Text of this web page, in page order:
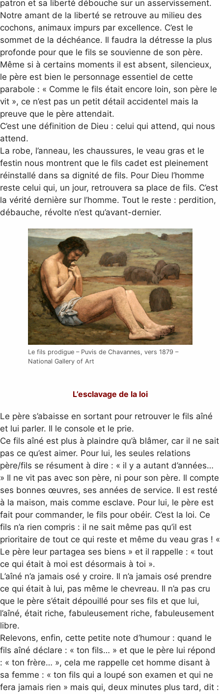
patron et sa liberté débouche sur un asservissement.
Notre amant de la liberté se retrouve au milieu des
cochons, animaux impurs par excellence. C’est le
sommet de la déchéance. Il faudra la détresse la plus
profonde pour que le fils se souvienne de son père.
Même si à certains moments il est absent, silencieux,
le père est bien le personnage essentiel de cette
parabole : « Comme le fils était encore loin, son père le
vit », ce n’est pas un petit détail accidentel mais la
preuve que le père attendait.
C’est une définition de Dieu : celui qui attend, qui nous
attend.
La robe, l’anneau, les chaussures, le veau gras et le
festin nous montrent que le fils cadet est pleinement
réinstallé dans sa dignité de fils. Pour Dieu l’homme
reste celui qui, un jour, retrouvera sa place de fils. C’est
la vérité dernière sur l’homme. Tout le reste : perdition,
débauche, révolte n’est qu’avant-dernier.
Le fils prodigue – Puvis de Chavannes, vers 1879 –
National Gallery of Art
L’esclavage de la loi
Le père s’abaisse en sortant pour retrouver le fils aîné
et lui parler. Il le console et le prie.
Ce fils aîné est plus à plaindre qu’à blâmer, car il ne sait
pas ce qu’est aimer. Pour lui, les seules relations
père/fils se résument à dire : « il y a autant d’années…
» Il ne vit pas avec son père, ni pour son père. Il compte
ses bonnes œuvres, ses années de service. Il est resté
à la maison, mais comme esclave. Pour lui, le père est
fait pour commander, le fils pour obéir. C’est la loi. Ce
fils n’a rien compris : il ne sait même pas qu’il est
prioritaire de tout ce qui reste et même du veau gras ! «
Le père leur partagea ses biens » et il rappelle : « tout
ce qui était à moi est désormais à toi ».
L’aîné n’a jamais osé y croire. Il n’a jamais osé prendre
ce qui était à lui, pas même le chevreau. Il n’a pas cru
que le père s’était dépouillé pour ses fils et que lui,
l’aîné, était riche, fabuleusement riche, fabuleusement
libre.
Relevons, enfin, cette petite note d’humour : quand le
fils aîné déclare : « ton fils… » et que le père lui répond
: « ton frère… », cela me rappelle cet homme disant à
sa femme : « ton fils qui a loupé son examen et qui ne
fera jamais rien » mais qui, deux minutes plus tard, dit :